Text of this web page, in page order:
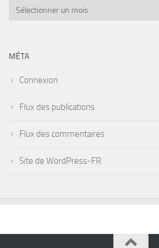
Archives
MÉTA
Connexion
Flux des publications
Flux des commentaires
Site de WordPress-FR